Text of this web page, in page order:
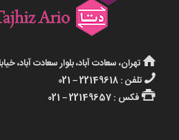
تهران، سعادت آباد، بلوار سعادت آباد، خیابان ۳۴ ام، پلاک ۷۶،
تلفن : 22149618 – 021
فکس : 22149657 – 021